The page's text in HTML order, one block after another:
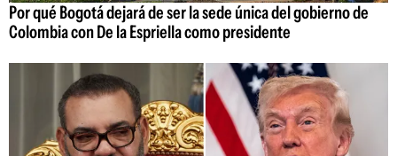
Por qué Bogotá dejará de ser la sede única del gobierno de
Colombia con De la Espriella como presidente